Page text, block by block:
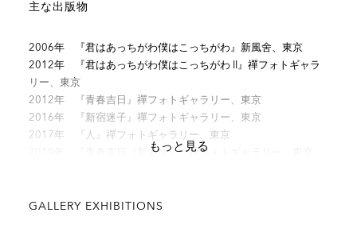
主な出版物
2006年 『君はあっちがわ僕はこっちがわ』新風舍、東京
2012年 『君はあっちがわ僕はこっちがわ II』禪フォトギャラ
リー、東京
2012年 『青春吉日』禪フォトギャラリー、東京
2016年 『新宿迷子』禪フォトギャラリー、東京
2017年 『人』禪フォトギャラリー、東京
2019年 『青春吉日（新装版）』禪フォトギャラリー、東京
NOONBIT出版社、ソウル
もっと見る
GALLERY EXHIBITIONS